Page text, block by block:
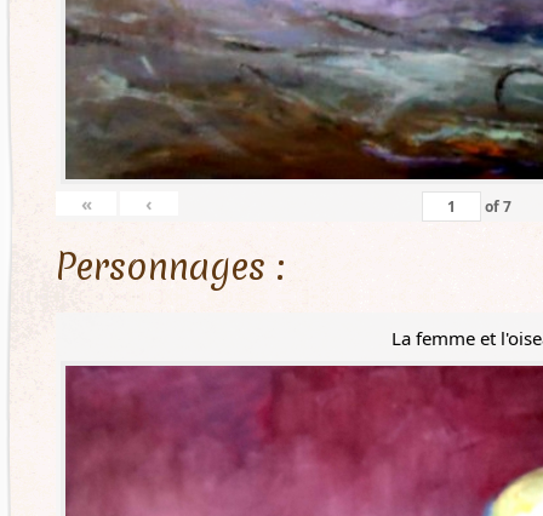
« ‹ of7
Personnages :
La femme et